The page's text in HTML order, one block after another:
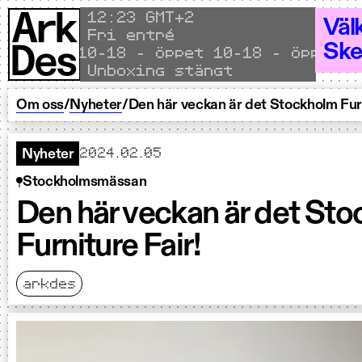
Hoppa till innehållet
Local time
12 : 23 GMT+2
Fri entré
Öppet 10–18 - Öppet 10–18 - Öppet
Unboxing stängt
Om oss/Nyheter/ Den här veckan är det Stockholm
Nyheter 2024.02.05
Stockholmsmässan
Den här veckan är det
Furniture Fair!
arkdes